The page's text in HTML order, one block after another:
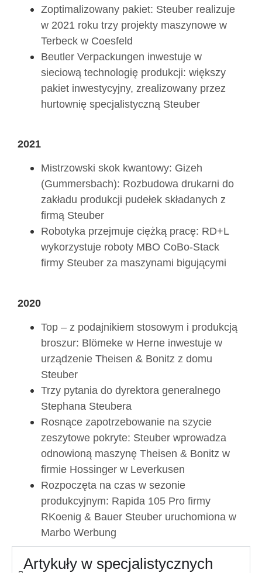
Zoptimalizowany pakiet: Steuber realizuje
w 2021 roku trzy projekty maszynowe w
Terbeck w Coesfeld
Beutler Verpackungen inwestuje w
sieciową technologię produkcji: większy
pakiet inwestycyjny, zrealizowany przez
hurtownię specjalistyczną Steuber
2021
Mistrzowski skok kwantowy: Gizeh
(Gummersbach): Rozbudowa drukarni do
zakładu produkcji pudełek składanych z
firmą Steuber
Robotyka przejmuje ciężką pracę: RD+L
wykorzystuje roboty MBO CoBo-Stack
firmy Steuber za maszynami bigującymi
2020
Top – z podajnikiem stosowym i produkcją
broszur: Blömeke w Herne inwestuje w
urządzenie Theisen & Bonitz z domu
Steuber
Trzy pytania do dyrektora generalnego
Stephana Steubera
Rosnące zapotrzebowanie na szycie
zeszytowe pokryte: Steuber wprowadza
odnowioną maszynę Theisen & Bonitz w
firmie Hossinger w Leverkusen
Rozpoczęta na czas w sezonie
produkcyjnym: Rapida 105 Pro firmy
RKoenig & Bauer Steuber uruchomiona w
Marbo Werbung
Artykuły w specjalistycznych